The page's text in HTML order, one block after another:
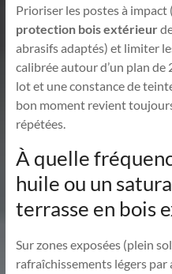
Prioriser les postes à
protection bois extérieur
abrasifs adaptés) et limiter
calibrée autour d’un plan de
lot et une constance de
bon moment revient
répétées.
À quelle
huile ou un
terrasse en bois
Sur zones exposées (plein
rafraîchissements légers par